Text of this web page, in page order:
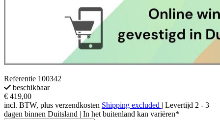
Referentie 100342
beschikbaar
€ 419,00
incl. BTW, plus verzendkosten Shipping excluded | Levertijd 2 - 3
dagen binnen Duitsland | In het buitenland kan variëren*